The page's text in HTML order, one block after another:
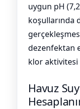
uygun pH
koşullarında
dezenfektan
klor aktivitesi
Havuz